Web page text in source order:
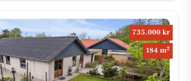
735.000 kr
184 m2